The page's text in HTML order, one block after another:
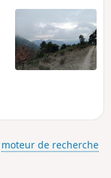
moteur de recherche